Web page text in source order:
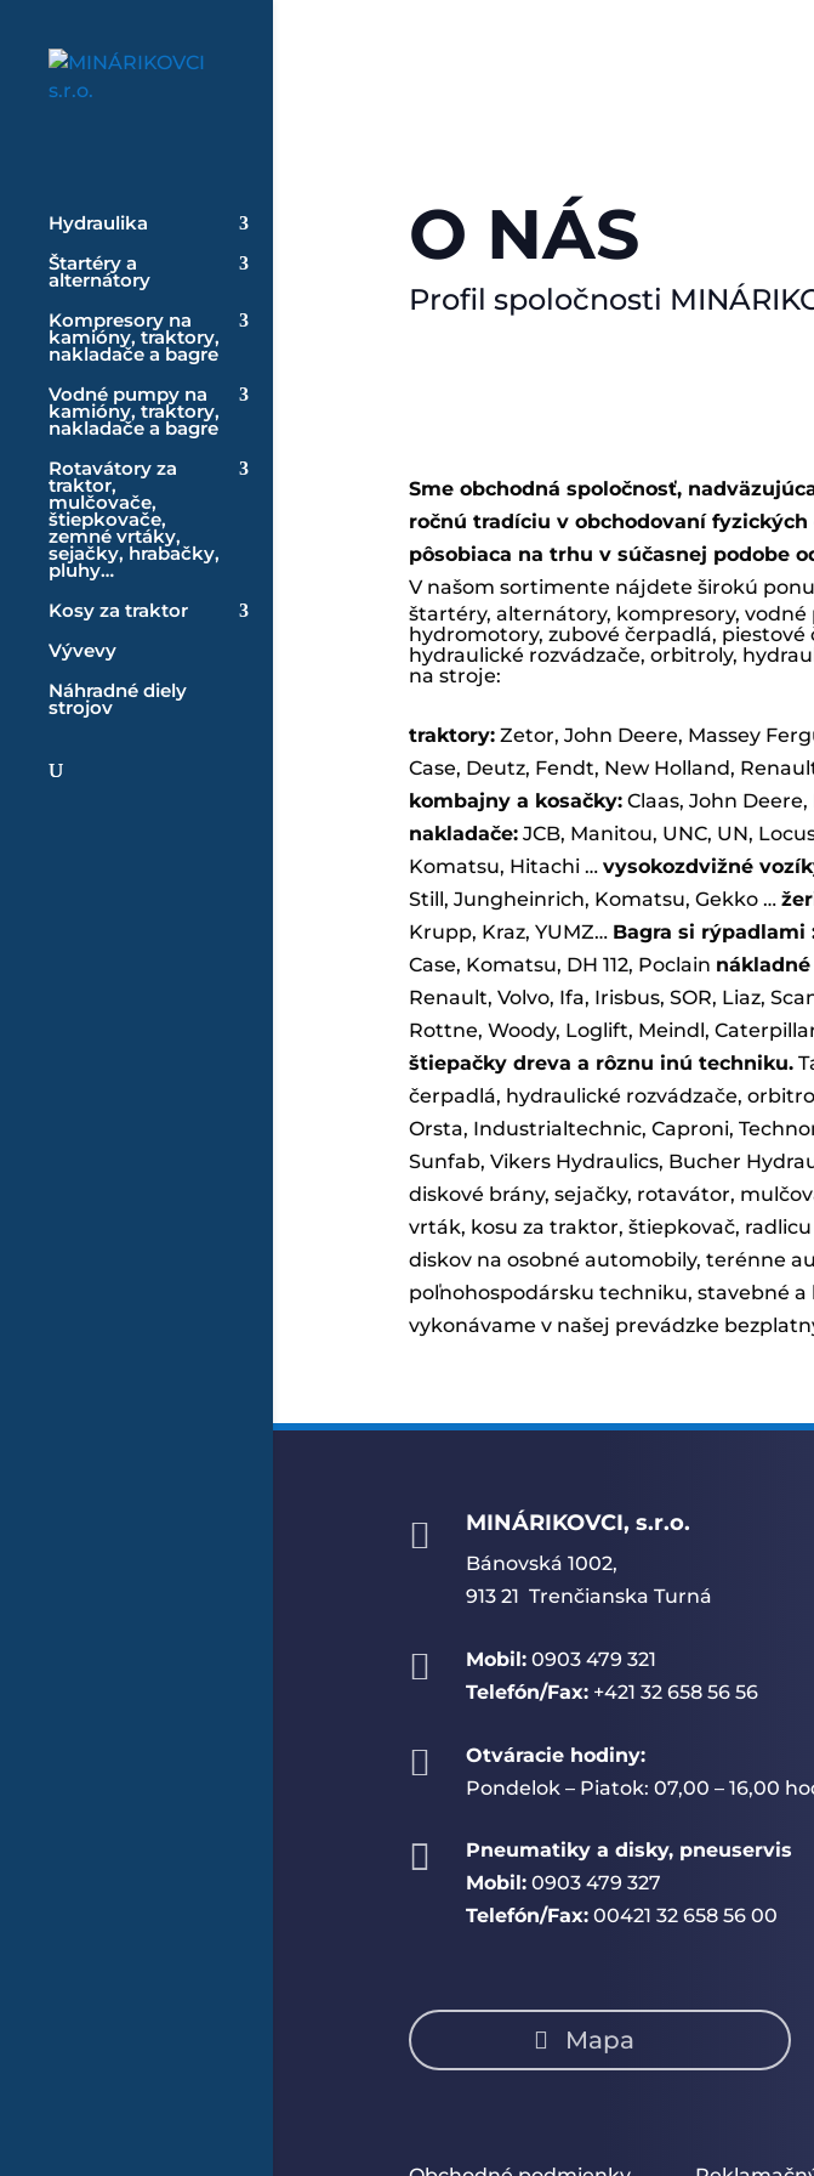
Hydraulika
Štartéry a
alternátory
Kompresory na
kamióny, traktory,
nakladače a bagre
Vodné pumpy na
kamióny, traktory,
nakladače a bagre
Rotavátory za
traktor,
mulčovače,
štiepkovače,
zemné vrtáky,
sejačky, hrabačky,
pluhy…
Kosy za traktor
Vývevy
Náhradné diely
strojov
O NÁS
Profil spoločnosti
Sme obchodná spoločnosť,
ročnú tradíciu v obchodovaní fyzických
pôsobiaca na trhu v súčasnej podobe
V našom sortimente nájdete širokú
štartéry, alternátory, kompresory, vodné
hydromotory, zubové čerpadlá, piestové
hydraulické rozvádzače, orbitroly,
na stroje:
traktory:Zetor, John Deere, Massey
Case, Deutz, Fendt, New Holland,
kombajny a kosačky:Claas, John
nakladače:JCB, Manitou, UNC, UN,
Komatsu, Hitachi … vysokozdvižné
Still, Jungheinrich, Komatsu, Gekko …
Krupp, Kraz, YUMZ… Bagra si rýpadlami
Case, Komatsu, DH 112, Poclain
Renault, Volvo, Ifa, Irisbus, SOR, Liaz,
Rottne, Woody, Loglift, Meindl,
štiepačky dreva a rôznu inú techniku.
čerpadlá, hydraulické rozvádzače,
Orsta, Industrialtechnic, Caproni,
Sunfab, Vikers Hydraulics, Bucher
diskové brány, sejačky, rotavátor,
vrták, kosu za traktor, štiepkovač,
diskov na osobné automobily, terénne
poľnohospodársku techniku, stavebné a
vykonávame v našej prevádzke
 MINÁRIKOVCI, s.r.o.
Bánovská 1002,
913 21 Trenčianska Turná
 Mobil: 0903 479 321
Telefón/Fax: +421 32 658 56 56

Otváracie hodiny:
Pondelok – Piatok: 07,00 – 16,00

Pneumatiky a disky, pneuservis
Mobil: 0903 479 327
Telefón/Fax: 00421 32 658 56 00
Mapa